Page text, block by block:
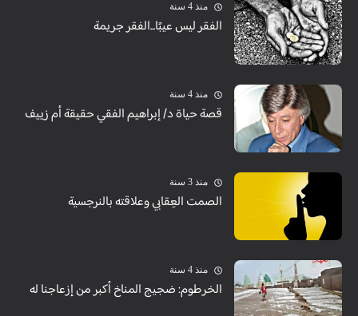
منذ 4 سنة
الفقر ليس عيبًا...الفقر جريمة
منذ 4 سنة
قصة حياة د/ إبراهيم الفقي حقيقة أم زييف
منذ 3 سنة
الصمت العِقابي وعلاقته بالنرجسية
منذ 4 سنة
الخرطوم: ضجيج المناخ أكبر من إزعاجنا له